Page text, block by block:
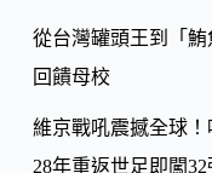
從台灣罐頭王到「
回饋母校
維京戰吼震撼全球
28年重返世足即闖32